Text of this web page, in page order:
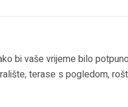
bi vaše vrijeme bilo
terase s pogledom,